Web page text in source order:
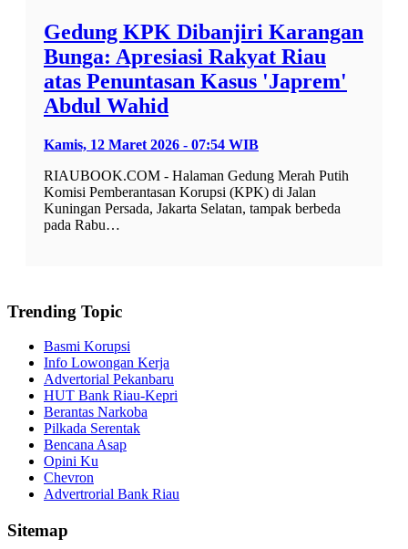
Gedung KPK Dibanjiri Karangan
Bunga: Apresiasi Rakyat Riau
atas Penuntasan Kasus 'Japrem'
Abdul Wahid
Kamis, 12 Maret 2026 - 07:54 WIB
RIAUBOOK.COM - Halaman Gedung Merah Putih
Komisi Pemberantasan Korupsi (KPK) di Jalan
Kuningan Persada, Jakarta Selatan, tampak berbeda
pada Rabu…
Trending Topic
Basmi Korupsi
Info Lowongan Kerja
Advertorial Pekanbaru
HUT Bank Riau-Kepri
Berantas Narkoba
Pilkada Serentak
Bencana Asap
Opini Ku
Chevron
Advertrorial Bank Riau
Sitemap